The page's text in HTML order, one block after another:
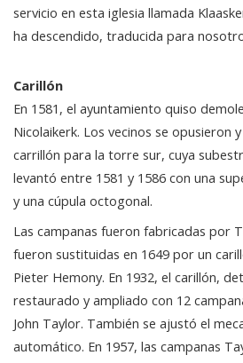
servicio en esta iglesia llamada
ha descendido, traducida para
Carillón
En 1581, el ayuntamiento quiso
Nicolaikerk. Los vecinos se opusieron
carrillón para la torre sur, cuya
levantó entre 1581 y 1586 con una
y una cúpula octogonal.
Las campanas fueron fabricadas por
fueron sustituidas en 1649 por un
Pieter Hemony. En 1932, el carillón,
restaurado y ampliado con 12
John Taylor. También se ajustó el
automático. En 1957, las campanas